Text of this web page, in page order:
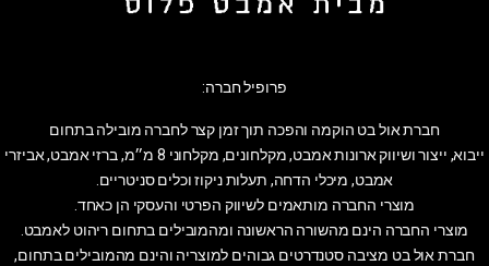
פרופיל חברה:
חברת אול בט הוקמה והפכה תוך זמן קצר לחברה מובילה בתחום
ייבוא, ייצור ושיווק ארונות אמבט, מקלחונים, מקלחוני 8 מ״מ, ברזי אמבט, אביזרי
אמבט, מיכלי הדחה, תעלות ניקוז וכלים סניטריים.
מוצרי החברה מותאמים לשיווק הפרטי והעסקי הן כאחד.
מוצרי החברה הינם מהשורה הראשונה ומהמובילים בתחום ריהוט לאמבט.
חברת אול בט מציבה סטנדרטים גבוהים למוצריה והינם מהמובילים בתחום,